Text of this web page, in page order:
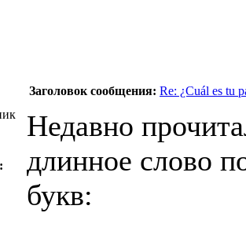
Заголовок сообщения: Re: ¿Cuál es tu
Недавно
длинное слово
букв: